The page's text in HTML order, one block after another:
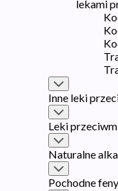
lekami
Inne leki
Leki
Naturalne
Pochodne